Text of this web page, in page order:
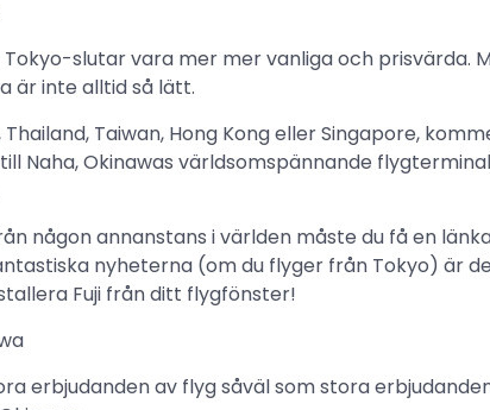
slutar vara mer mer vanliga och prisvärda.
är inte alltid så lätt.
Thailand, Taiwan, Hong Kong eller Singapore,
Naha, Okinawas världsomspännande
någon annanstans i världen måste du få en
nyheterna (om du flyger från Tokyo) är
Fuji från ditt flygfönster!
erbjudanden av flyg såväl som stora